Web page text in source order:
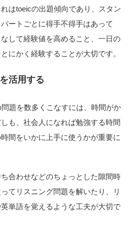
はtoeicの出題傾向であり、スタン
ートごとに得手不得手はあって
して経験値を高めること、一日の
にかく経験することが大切です。
活用する
題を数多くこなすには、時間がか
も、社会人になれば勉強する時間
間をいかに上手に使うかが重要に
合わせなどのちょっとした隙間時
てリスニング問題を解いたり、リ
単語を覚えるような工夫が大切で